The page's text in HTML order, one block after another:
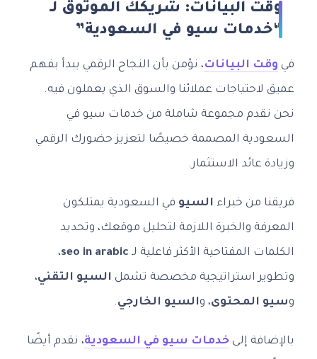
وقت البيانات: شريكك الموثوق لـ
“خدمات سيو في السعودية”
في وقت البيانات، نؤمن بأن النجاح الرقمي يبدأ بفهم
عميق لاحتياجات عملائنا والسوق الذي يعملون فيه.
نحن نقدم مجموعة شاملة من خدمات سيو في
السعودية المصممة خصيصًا لتعزيز حضورك الرقمي
وزيادة عائد الاستثمار.
فريقنا من خبراء السيو في السعودية يمتلكون
المعرفة والخبرة اللازمة لتحليل موقعك، وتحديد
الكلمات المفتاحية الأكثر فاعلية لـ seo in arabic،
وتطوير استراتيجية مخصصة تشمل السيو التقني،
وسيو المحتوى، والسيو الخارجي.
بالإضافة إلى خدمات سيو في السعودية، نقدم أيضًا